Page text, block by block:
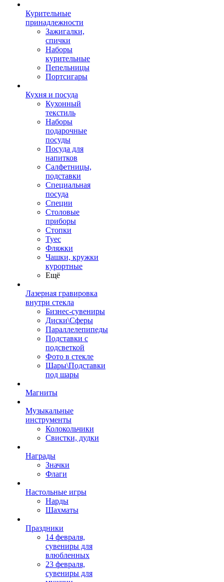
Курительные
принадлежности
Зажигалки,
спички
Наборы
курительные
Пепельницы
Портсигары
Кухня и посуда
Кухонный
текстиль
Наборы
подарочные
посуды
Посуда для
напитков
Салфетницы,
подставки
Специальная
посуда
Специи
Столовые
приборы
Стопки
Туес
Фляжки
Чашки, кружки
курортные
Ещё
Лазерная гравировка
внутри стекла
Бизнес-сувениры
Диски\Сферы
Параллелепипеды
Подставки с
подсветкой
Фото в стекле
Шары\Подставки
под шары
Магниты
Музыкальные
инструменты
Колокольчики
Свистки, дудки
Награды
Значки
Флаги
Настольные игры
Нарды
Шахматы
Праздники
14 февраля,
сувениры для
влюбленных
23 февраля,
сувениры для